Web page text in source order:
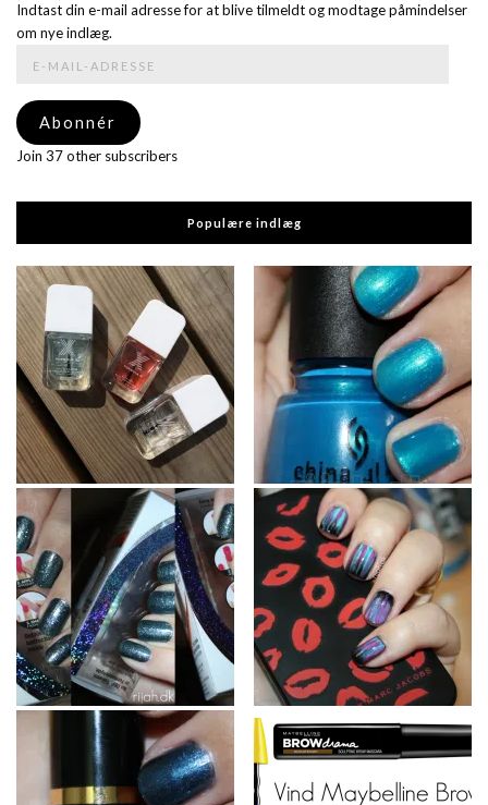
Indtast din e-mail adresse for at blive tilmeldt og modtage påmindelser
om nye indlæg.
adresse
Abonnér
Join 37 other subscribers
Populære indlæg